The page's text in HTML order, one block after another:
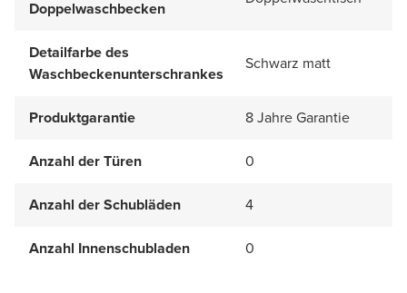
Doppelwaschbecken
Detailfarbe des
Waschbeckenunterschrankes
Schwarz matt
Produktgarantie 8 Jahre Garantie
Anzahl der Türen 0
Anzahl der Schubläden 4
Anzahl Innenschubladen 0